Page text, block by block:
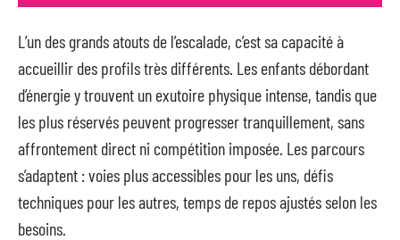
L’un des grands atouts de l’escalade, c’est sa capacité à
accueillir des profils très différents. Les enfants débordant
d’énergie y trouvent un exutoire physique intense, tandis que
les plus réservés peuvent progresser tranquillement, sans
affrontement direct ni compétition imposée. Les parcours
s’adaptent : voies plus accessibles pour les uns, défis
techniques pour les autres, temps de repos ajustés selon les
besoins.